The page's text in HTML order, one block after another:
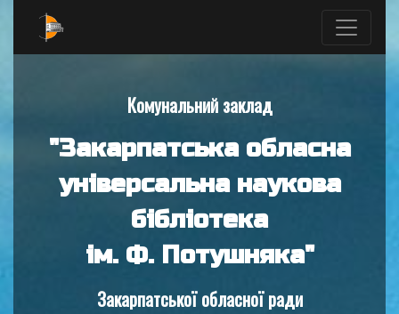
Комунальний заклад
"Закарпатська обласна
універсальна наукова
бібліотека
ім. Ф. Потушняка"
Закарпатської обласної ради